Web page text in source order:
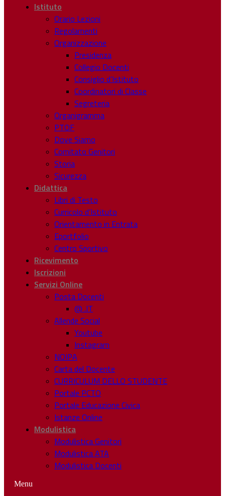
Istituto
Orario Lezioni
Regolamenti
Organizzazione
Presidenza
Collegio Docenti
Consiglio d’Istituto
Coordinatori di Classe
Segreteria
Organigramma
PTOF
Dove Siamo
Comitato Genitori
Storia
Sicurezza
Didattica
Libri di Testo
Curricolo d’Istituto
Orientamento in Entrata
Eportfolio
Centro Sportivo
Ricevimento
Iscrizioni
Servizi Online
Posta Docenti
@ .IT
Allende Social
Youtube
Instagram
NOIPA
Carta del Docente
CURRICULUM DELLO STUDENTE
Portale PCTO
Portale Educazione Civica
Istanze Online
Modulistica
Modulistica Genitori
Modulistica ATA
Modulistica Docenti
Menu